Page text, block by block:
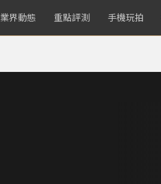
業界動態 重點評測 手機玩拍